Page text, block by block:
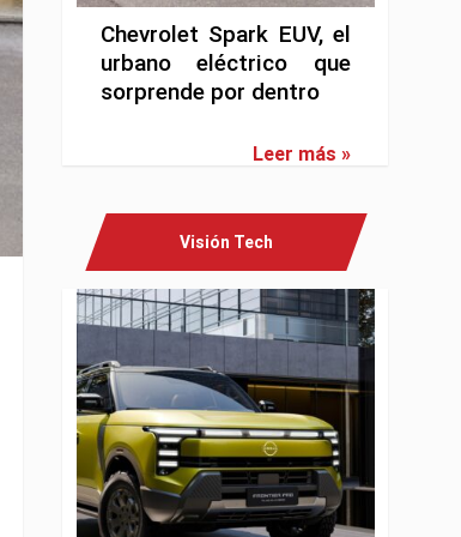
Chevrolet Spark EUV, el
urbano eléctrico que
sorprende por dentro
Leer más »
Visión Tech